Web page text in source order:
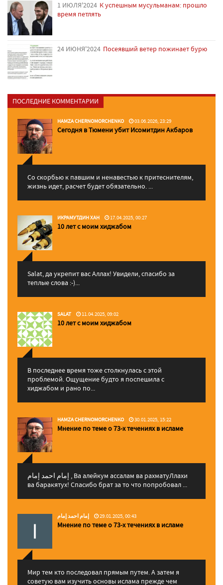
1 ИЮЛЯ'2024 К успешным мусульманам: прошло
время петлять
24 ИЮНЯ'2024 Посеявший ветер пожинает бурю
ПОСЛЕДНИЕ КОММЕНТАРИИ
HAMZA CHERNOMORCHENKO 03.06.2026, 23:29
Сегодня в Тюмени убит Исомитдин Акбаров
Со скорбью к павшим и ненавестью к притеснителям,
жизнь идет, расчет будет обязательно. ...
ИКРАМУТДИН ХАН 17.04.2025, 00:27
10 лет с моим хиджабом
Salat, да укрепит вас Аллаx! Увидели, спасибо за
теплые слова :-)...
SALAT 11.04.2025, 09:02
10 лет с моим хиджабом
В последнее время тоже столкнулась с этой
проблемой. Ощущение будто я поспешила с
хиджабом и рано по...
HAMZA CHERNOMORCHENKO 30.01.2025, 15:22
Мнение по теме о 73-х течениях в исламе
إمام احمد إمام , Ва алейкум ассалам ва рахматуЛлахи
ва баракятух! Спасибо брат за то что попробовал ...
إمام احمد إمام 29.01.2025, 00:43
Мнение по теме о 73-х течениях в исламе
Мир тем кто последовал прямым путем. А затем я
советую вам изучить основы ислама прежде чем